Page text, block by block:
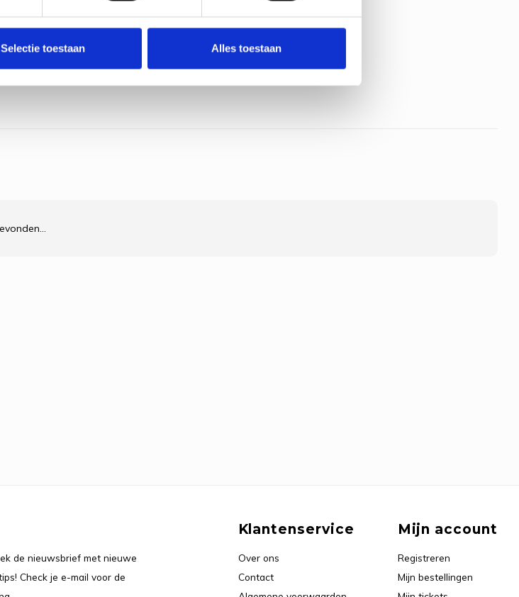
Selectie toestaan Alles toestaan
de nieuwsbrief met nieuwe
Check je e-mail voor de
Klantenservice
Over ons
Contact
Mijn account
Registreren
Mijn bestellingen